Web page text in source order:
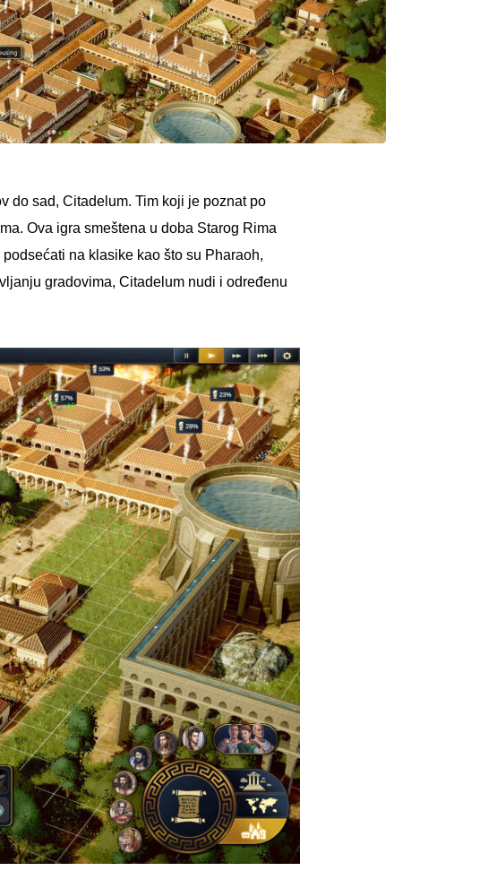
do sad, Citadelum. Tim koji je poznat po
Ova igra smeštena u doba Starog Rima
na klasike kao što su Pharaoh,
gradovima, Citadelum nudi i određenu